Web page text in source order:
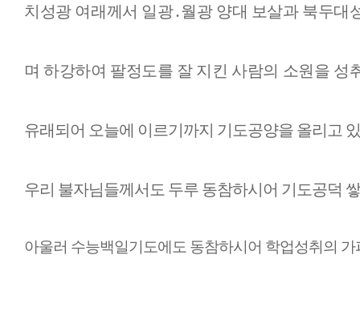
치성광 여래께서 일광․월광 양대 보살과 북두대
며 하강하여 팔정도를 잘 지킨 사람의 소원을 성
유래되어 오늘에 이르기까지 기도공양을 올리고
우리 불자님들께서도 두루 동참하시어 기도공덕
아울러 수능백일기도에도 동참하시어 학업성취의